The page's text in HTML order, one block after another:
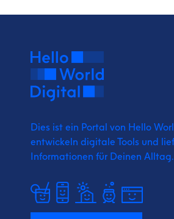
Dies ist ein Portal von Hello
entwickeln digitale Tools und
Informationen für Deinen Alltag.